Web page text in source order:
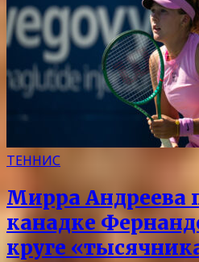
ТЕННИС
Мирра Андреева
канадке
круге